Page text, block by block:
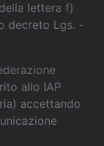
lettera f)
decreto Lgs. -
allo IAP
accettando